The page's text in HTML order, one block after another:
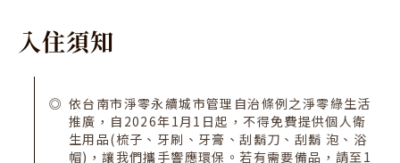
入住須知
依台南市淨零永續城市管理自治條例之淨零綠生活
推廣，自2026年1月1日起，不得免費提供個人衛
生用品(梳子、牙刷、牙膏、刮鬍刀、刮鬍 泡、浴
帽)，讓我們攜手響應環保。若有需要備品，請至1